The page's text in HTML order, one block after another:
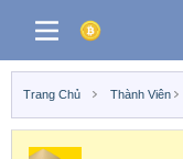
Trang Chủ Thành Viên